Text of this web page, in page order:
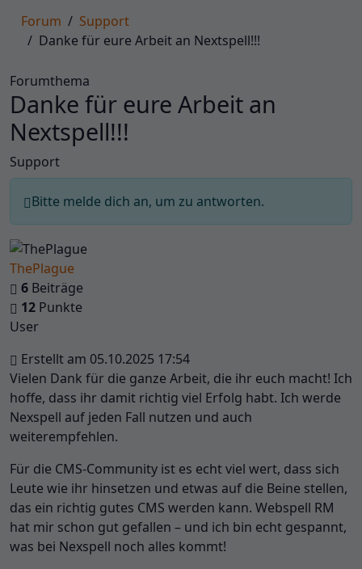
Forum
Support
Danke für eure Arbeit an Nextspell!!!
Forumthema
Danke für eure Arbeit an
Nextspell!!!
Support
Bitte melde dich an, um zu antworten.
ThePlague
6 Beiträge
12 Punkte
User
Erstellt am 05.10.2025 17:54
Vielen Dank für die ganze Arbeit, die ihr euch macht! Ich
hoffe, dass ihr damit richtig viel Erfolg habt. Ich werde
Nexspell auf jeden Fall nutzen und auch
weiterempfehlen.
Für die CMS-Community ist es echt viel wert, dass sich
Leute wie ihr hinsetzen und etwas auf die Beine stellen,
das ein richtig gutes CMS werden kann. Webspell RM
hat mir schon gut gefallen – und ich bin echt gespannt,
was bei Nexspell noch alles kommt!